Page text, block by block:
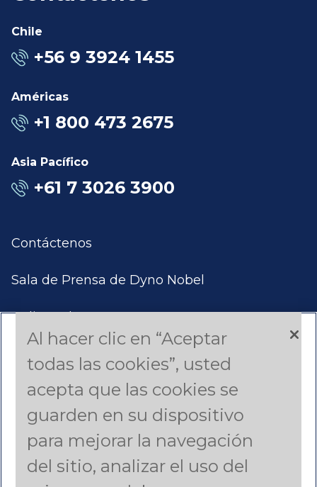
Chile
+56 9 3924 1455
Américas
+1 800 473 2675
Asia Pacífico
+61 7 3026 3900
Contáctenos
Sala de Prensa de Dyno Nobel
Aplicar Ahora
Productos y Servicios
Estudios de Casos
Americas (English)
Asia Pacific (English)
Al hacer clic en “Aceptar
todas las cookies”, usted
acepta que las cookies se
guarden en su dispositivo
para mejorar la navegación
del sitio, analizar el uso del